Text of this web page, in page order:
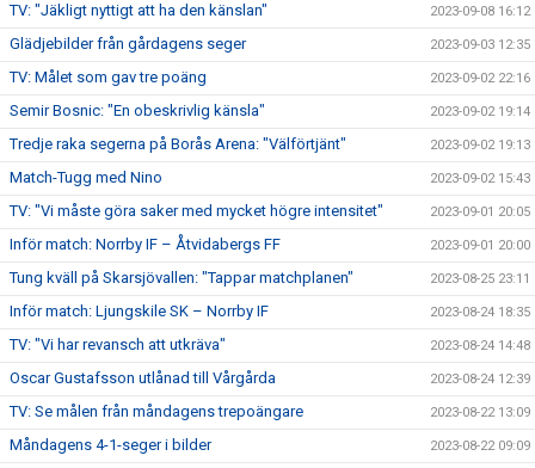
TV: "Jäkligt nyttigt att ha den känslan" 2023-09-08 16:12
Glädjebilder från gårdagens seger 2023-09-03 12:35
TV: Målet som gav tre poäng 2023-09-02 22:16
Semir Bosnic: "En obeskrivlig känsla" 2023-09-02 19:14
Tredje raka segerna på Borås Arena: "Välförtjänt" 2023-09-02 19:13
Match-Tugg med Nino 2023-09-02 15:43
TV: "Vi måste göra saker med mycket högre intensitet" 2023-09-01 20:05
Inför match: Norrby IF – Åtvidabergs FF 2023-09-01 20:00
Tung kväll på Skarsjövallen: "Tappar matchplanen" 2023-08-25 23:11
Inför match: Ljungskile SK – Norrby IF 2023-08-24 18:35
TV: "Vi har revansch att utkräva" 2023-08-24 14:48
Oscar Gustafsson utlånad till Vårgårda 2023-08-24 12:39
TV: Se målen från måndagens trepoängare 2023-08-22 13:09
Måndagens 4-1-seger i bilder 2023-08-22 09:09